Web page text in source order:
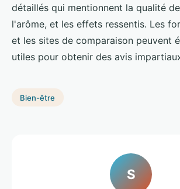
détaillés qui mentionnent la qualité
l'arôme, et les effets ressentis. Les
et les sites de comparaison peuvent
utiles pour obtenir des avis
Bien-être
S